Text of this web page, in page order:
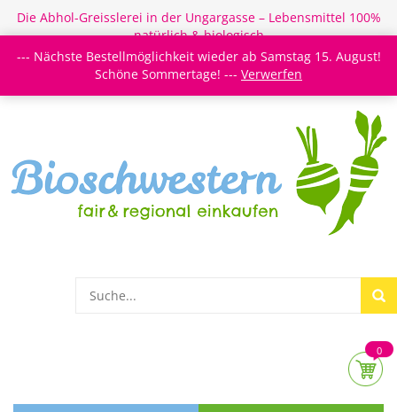
Die Abhol-Greisslerei in der Ungargasse – Lebensmittel 100%
natürlich & biologisch
Login/Register Newsletter Meine Merkzettel
0
--- Nächste Bestellmöglichkeit wieder ab Samstag 15. August!
Schöne Sommertage! --- Verwerfen